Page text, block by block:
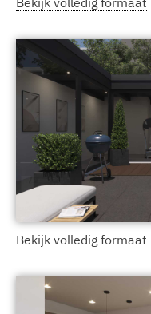
Bekijk volledig formaat